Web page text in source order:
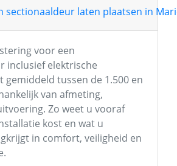
sectionaaldeur laten plaatsen in
voor een
inclusief elektrische
gemiddeld tussen de 1.500 en
van afmeting,
Zo weet u vooraf
kost en wat u
in comfort, veiligheid en